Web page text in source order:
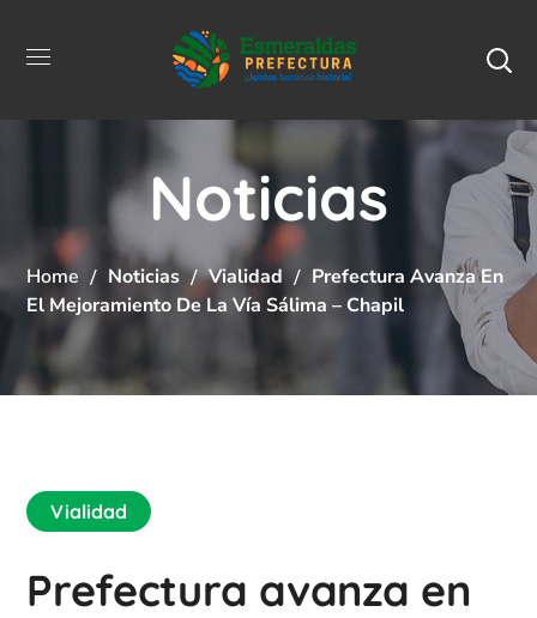
Noticias
Home Noticias Vialidad
Prefectura Avanza En
El Mejoramiento De La Vía Sálima – Chapil
Vialidad
Prefectura avanza en